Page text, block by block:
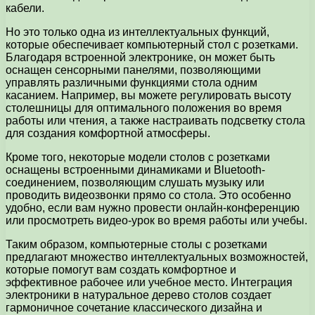
кабели.
Но это только одна из интеллектуальных функций,
которые обеспечивает компьютерный стол с розетками.
Благодаря встроенной электронике, он может быть
оснащен сенсорными панелями, позволяющими
управлять различными функциями стола одним
касанием. Например, вы можете регулировать высоту
столешницы для оптимального положения во время
работы или чтения, а также настраивать подсветку стола
для создания комфортной атмосферы.
Кроме того, некоторые модели столов с розетками
оснащены встроенными динамиками и Bluetooth-
соединением, позволяющим слушать музыку или
проводить видеозвонки прямо со стола. Это особенно
удобно, если вам нужно провести онлайн-конференцию
или просмотреть видео-урок во время работы или учебы.
Таким образом, компьютерные столы с розетками
предлагают множество интеллектуальных возможностей,
которые помогут вам создать комфортное и
эффективное рабочее или учебное место. Интеграция
электроники в натуральное дерево столов создает
гармоничное сочетание классического дизайна и